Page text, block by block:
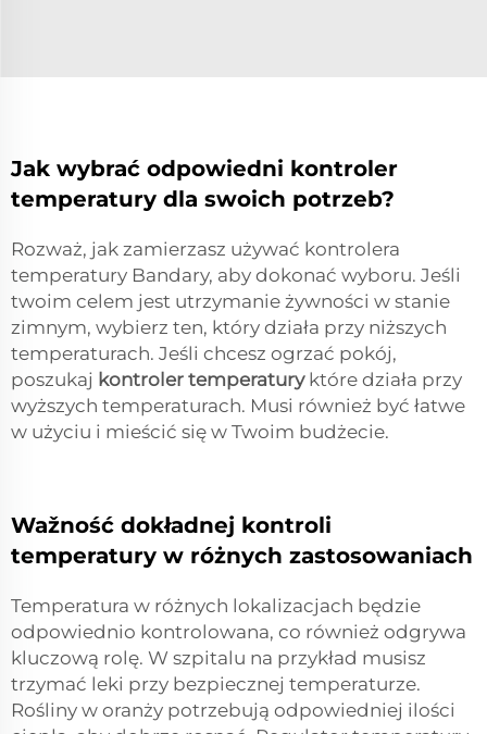
Jak wybrać odpowiedni kontroler
temperatury dla swoich potrzeb?
Rozważ, jak zamierzasz używać kontrolera
temperatury Bandary, aby dokonać wyboru. Jeśli
twoim celem jest utrzymanie żywności w stanie
zimnym, wybierz ten, który działa przy niższych
temperaturach. Jeśli chcesz ogrzać pokój,
poszukaj kontroler temperatury które działa przy
wyższych temperaturach. Musi również być łatwe
w użyciu i mieścić się w Twoim budżecie.
Wažność dokładnej kontroli
temperatury w różnych zastosowaniach
Temperatura w różnych lokalizacjach będzie
odpowiednio kontrolowana, co również odgrywa
kluczową rolę. W szpitalu na przykład musisz
trzymać leki przy bezpiecznej temperaturze.
Rośliny w oranży potrzebują odpowiedniej ilości